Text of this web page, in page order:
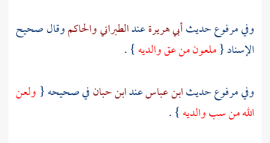
وفي مرفوع حديثأبي هريرةعندالطبرانيوالحاكموقال صحيح
الإسناد {ملعون من عق والديه} .
وفي مرفوع حديثابن عباسعندابن حبانفي صحيحه { ولعن
الله من سب والديه} .